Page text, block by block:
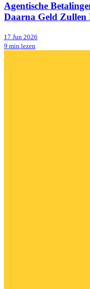
Agentische
Daarna Geld Zullen
17 Jun 2026
9 min lezen